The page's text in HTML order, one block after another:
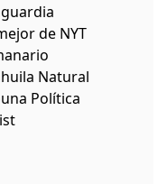
de NYT
Natural
Política